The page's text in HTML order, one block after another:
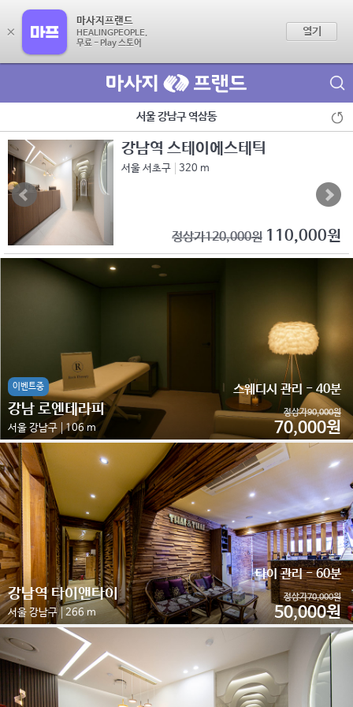
서울 강남구 역삼동
강남역 스테이에스테틱
서울 서초구 320 m
정상가120,000원 110,000원
강남 로엔테라피
서울 강남구 106 m
이벤트중 스웨디시 관리 - 40분
정상가90,000원
70,000원
강남역 타이앤타이
서울 강남구 266 m
타이 관리 - 60분
정상가70,000원
50,000원
×
마사지프랜드
HEALINGPEOPLE.
무료 - Play 스토어
열기